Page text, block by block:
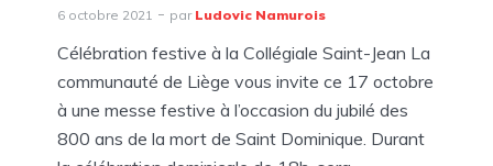
6 octobre 2021 par Ludovic Namurois
Célébration festive à la Collégiale Saint-Jean La
communauté de Liège vous invite ce 17 octobre
à une messe festive à l’occasion du jubilé des
800 ans de la mort de Saint Dominique. Durant